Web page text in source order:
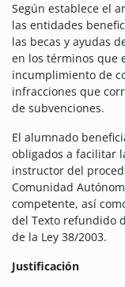
Según establece el
las entidades
las becas y ayudas
en los términos que
incumplimiento de
infracciones que
de subvenciones.
El alumnado
obligados a facilitar
instructor del
Comunidad
competente, así
del Texto refundido
de la Ley 38/2003.
Justificación